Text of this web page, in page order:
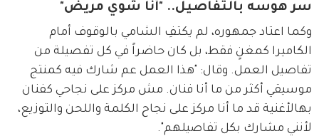
سر هوسه بالتفاصيل.. "أنا شوي مريض"
وكما اعتاد جمهوره، لم يكتفِ الشامي بالوقوف أمام
الكاميرا كمغنٍ فقط، بل كان حاضراً في كل تفصيلة من
تفاصيل العمل. وقال: "هذا العمل عم شارك فيه كمنتج
موسيقي أكثر من ما أنا فنان. مش مركز على نجاحي كفنان
بهالأغنية قد ما أنا مركز على نجاح الكلمة واللحن والتوزيع،
لأنني مشارك بكل تفاصيلهم".